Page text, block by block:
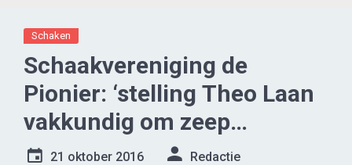
Schaken
Schaakvereniging de
Pionier: ‘stelling Theo Laan
vakkundig om zeep
geholpen’
21 oktober 2016 Redactie